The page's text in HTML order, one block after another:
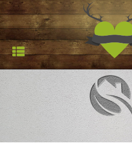
HOCHSTAND
STARTSEITE
TROPHÄEN
REFERENZEN